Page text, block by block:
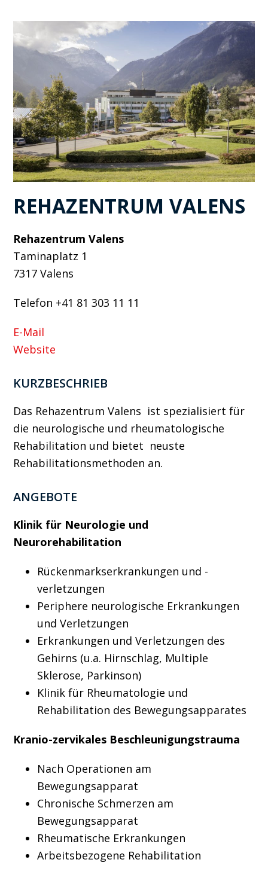
REHAZENTRUM VALENS
Rehazentrum Valens
Taminaplatz 1
7317 Valens
Telefon +41 81 303 11 11
E-Mail
Website
KURZBESCHRIEB
Das Rehazentrum Valens ist spezialisiert für
die neurologische und rheumatologische
Rehabilitation und bietet neuste
Rehabilitationsmethoden an.
ANGEBOTE
Klinik für Neurologie und
Neurorehabilitation
Rückenmarkserkrankungen und -
verletzungen
Periphere neurologische Erkrankungen
und Verletzungen
Erkrankungen und Verletzungen des
Gehirns (u.a. Hirnschlag, Multiple
Sklerose, Parkinson)
Klinik für Rheumatologie und
Rehabilitation des Bewegungsapparates
Kranio-zervikales Beschleunigungstrauma
Nach Operationen am
Bewegungsapparat
Chronische Schmerzen am
Bewegungsapparat
Rheumatische Erkrankungen
Arbeitsbezogene Rehabilitation